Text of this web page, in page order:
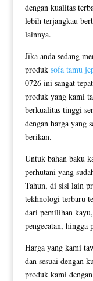
dengan kualitas
lebih terjangkau
lainnya.
Jika anda sedang
produk sofa tamu
0726 ini sangat
produk yang kami
berkualitas tinggi
dengan harga yang
berikan.
Untuk bahan baku
perhutani yang
Tahun, di sisi lain
tekhnologi terbaru
dari pemilihan
pengecatan, hingga
Harga yang kami
dan sesuai dengan
produk kami